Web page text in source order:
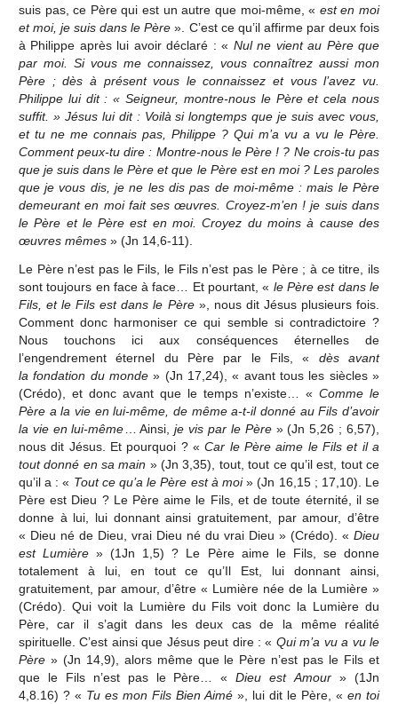
suis pas, ce Père qui est un autre que moi-même, « est en moi
et moi, je suis dans le Père». C’est ce qu’il affirme par deux fois
à Philippe après lui avoir déclaré : « Nul ne vient au Père que
par moi. Si vous me connaissez, vous connaîtrez aussi mon
Père ; dès à présent vous le connaissez et vous l’avez vu.
Philippe lui dit : « Seigneur, montre-nous le Père et cela nous
suffit. » Jésus lui dit : Voilà si longtemps que je suis avec vous,
et tu ne me connais pas, Philippe ? Qui m’a vu a vu le Père.
Comment peux-tu dire : Montre-nous le Père ! ? Ne crois-tu pas
que je suis dans le Père et que le Père est en moi ? Les paroles
que je vous dis, je ne les dis pas de moi-même : mais le Père
demeurant en moi fait ses œuvres. Croyez-m’en ! je suis dans
le Père et le Père est en moi. Croyez du moins à cause des
œuvres mêmes » (Jn 14,6-11).
Le Père n’est pas le Fils, le Fils n’est pas le Père ; à ce titre, ils
sont toujours en face à face… Et pourtant, « le Père est dans le
Fils, et le Fils est dans le Père », nous dit Jésus plusieurs fois.
Comment donc harmoniser ce qui semble si contradictoire ?
Nous touchons ici aux conséquences éternelles de
l’engendrement éternel du Père par le Fils, « dès avant
la fondation du monde» (Jn 17,24), « avant tous les siècles »
(Crédo), et donc avant que le temps n’existe… «Comme le
Père a la vie en lui-même, de même a-t-il donné au Fils d’avoir
la vie en lui-même … Ainsi,je vis par le Père» (Jn 5,26 ; 6,57),
nous dit Jésus. Et pourquoi ? «Car le Père aime le Fils et il a
tout donné en sa main » (Jn 3,35), tout, tout ce qu’il est, tout ce
qu’il a : « Tout ce qu’a le Père est à moi» (Jn 16,15 ; 17,10). Le
Père est Dieu ? Le Père aime le Fils, et de toute éternité, il se
donne à lui, lui donnant ainsi gratuitement, par amour, d’être
« Dieu né de Dieu, vrai Dieu né du vrai Dieu » (Crédo). «Dieu
est Lumière» (1Jn 1,5) ? Le Père aime le Fils, se donne
totalement à lui, en tout ce qu’Il Est, lui donnant ainsi,
gratuitement, par amour, d’être « Lumière née de la Lumière »
(Crédo). Qui voit la Lumière du Fils voit donc la Lumière du
Père, car il s’agit dans les deux cas de la même réalité
spirituelle. C’est ainsi que Jésus peut dire : « Qui m’a vu a vu le
Père » (Jn 14,9), alors même que le Père n’est pas le Fils et
que le Fils n’est pas le Père… «Dieu est Amour» (1Jn
4,8.16) ? « Tu es mon Fils Bien Aimé», lui dit le Père, «en toi